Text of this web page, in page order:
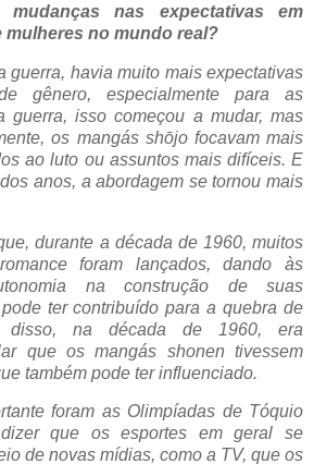
nas expectativas em
mulheres no mundo real?
guerra, havia muito mais expectativas
gênero, especialmente para as
guerra, isso começou a mudar, mas
os mangás shōjo focavam mais
ao luto ou assuntos mais difíceis. E
anos, a abordagem se tornou mais
durante a década de 1960, muitos
foram lançados, dando às
na construção de suas
ter contribuído para a quebra de
disso, na década de 1960, era
que os mangás shonen tivessem
também pode ter influenciado.
foram as Olimpíadas de Tóquio
que os esportes em geral se
de novas mídias, como a TV, que os